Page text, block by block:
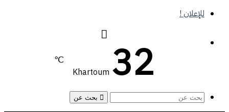
للإعلان !
Khartoum 32
℃
بحث عن